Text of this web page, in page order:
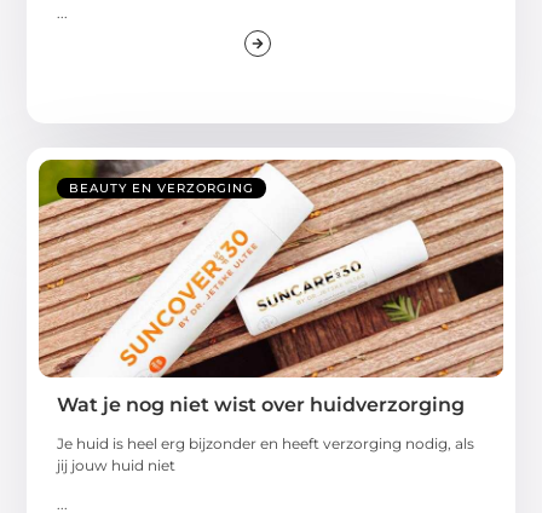
BEAUTY EN VERZORGING
Wat je nog niet wist over huidverzorging
Je huid is heel erg bijzonder en heeft verzorging nodig, als
jij jouw huid niet
...